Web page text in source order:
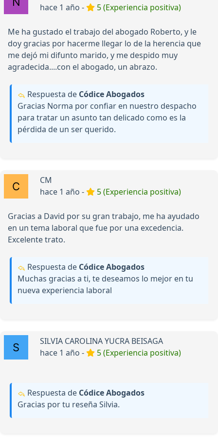
hace 1 año -
5 (Experiencia positiva)
Me ha gustado el trabajo del abogado Roberto, y le
doy gracias por hacerme llegar lo de la herencia que
me dejó mi difunto marido, y me despido muy
agradecida....con el abogado, un abrazo.
Respuesta de Códice Abogados
Gracias Norma por confiar en nuestro despacho
para tratar un asunto tan delicado como es la
pérdida de un ser querido.
CM
hace 1 año -
5 (Experiencia positiva)
Gracias a David por su gran trabajo, me ha ayudado
en un tema laboral que fue por una excedencia.
Excelente trato.
Respuesta de Códice Abogados
Muchas gracias a ti, te deseamos lo mejor en tu
nueva experiencia laboral
SILVIA CAROLINA YUCRA BEISAGA
hace 1 año -
5 (Experiencia positiva)
Respuesta de Códice Abogados
Gracias por tu reseña Silvia.